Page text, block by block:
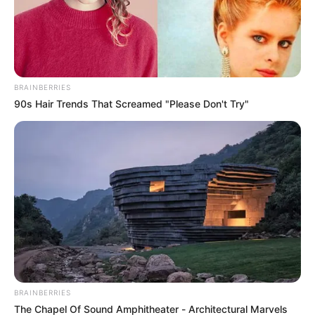
Allí se encuentran dos ecosistemas clave: elpáramo, que
BRAINBERRIES
90s Hair Trends That Screamed "Please Don't Try"
BRAINBERRIES
The Chapel Of Sound Amphitheater - Architectural Marvels